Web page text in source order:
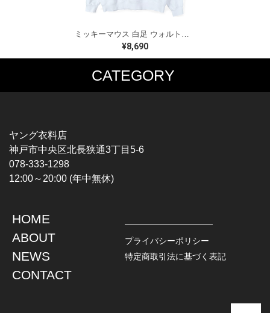
ミッキーマウス 白足 ウォルトディズニーオフィシャル スウェット ホワイト WALT DISNEY WORLD ウォルトディズニーオフィシャル サイズXL相当 古着 CF0995
¥8,690
CATEGORY
MUSIC TEE
HARDCORE / PUNK
PROGLESSIVE ROCK
POPS
SOUL / R&B
T-SHIRTS
CHAMPION
TOPS
L / S SHIRT
S / S SHIRT
HAWAIIAN SHIRT
JACKET
DENIM
LEATHER
ヤング衣料店
神戸市中央区北長狭通3丁目5-6
078-333-1298
12:00～20:00 (年中無休)
HOME
ABOUT
NEWS
CONTACT
プライバシーポリシー
特定商取引法に基づく表記